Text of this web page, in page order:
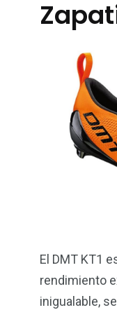
El DMT KT1
rendimiento
inigualable,